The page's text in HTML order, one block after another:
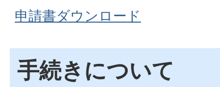
申請書ダウンロード
手続きについて